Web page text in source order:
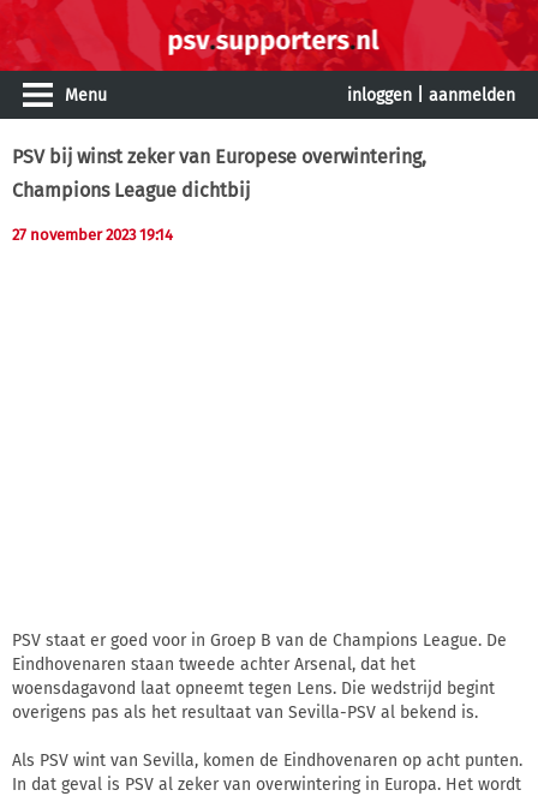
Menu inloggen aanmelden
PSV bij winst zeker van Europese overwintering,
Champions League dichtbij
27 november 2023 19:14
PSV staat er goed voor in Groep B van de Champions League. De
Eindhovenaren staan tweede achter Arsenal, dat het
woensdagavond laat opneemt tegen Lens. Die wedstrijd begint
overigens pas als het resultaat van Sevilla-PSV al bekend is.
Als PSV wint van Sevilla, komen de Eindhovenaren op acht punten.
In dat geval is PSV al zeker van overwintering in Europa. Het wordt